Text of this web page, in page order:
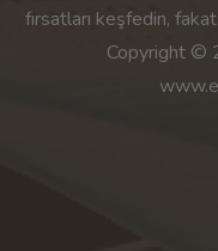
fırsatları keşfedin,
Copyright ©